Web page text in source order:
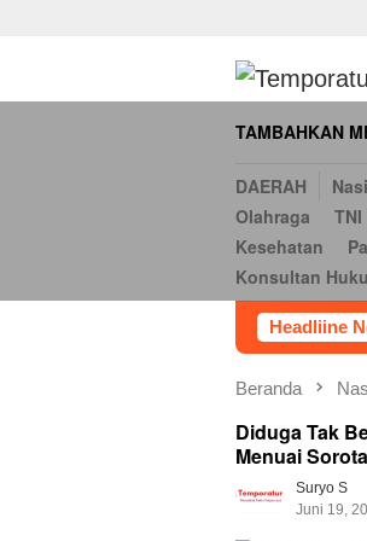
TAMBAHKAN
DAERAH
Olahraga
TNI
Kesehatan
Konsultan
Headliine
Menuju Pasar
Beranda
Diduga Tak
Menuai
Suryo S
Juni 19,
Religi